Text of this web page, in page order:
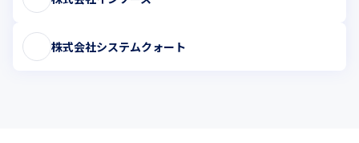
株式会社システムクォート